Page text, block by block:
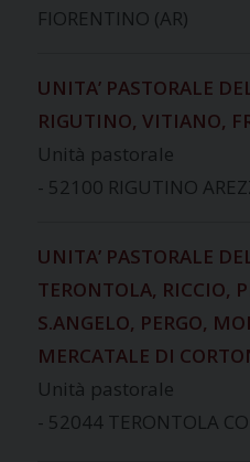
FIORENTINO (AR)
UNITA’ PASTORALE
RIGUTINO, VITIANO,
Unità pastorale
- 52100 RIGUTINO
UNITA’ PASTORALE
TERONTOLA, RICCIO,
S.ANGELO, PERGO,
MERCATALE DI
Unità pastorale
- 52044 TERONTOLA